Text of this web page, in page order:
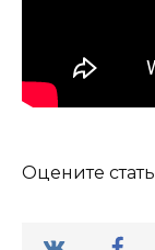
Оцените